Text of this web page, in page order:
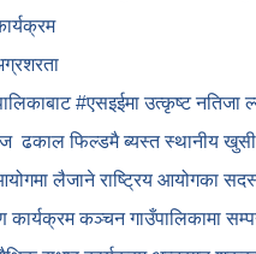
#एसइईमा उत्कृष्ट नतिजा
ढकाल फिल्डमै ब्यस्त स्थानीय खुसी
लैजाने राष्ट्रिय आयोगका
कार्यक्रम कञ्‍चन गाउँपालिकामा